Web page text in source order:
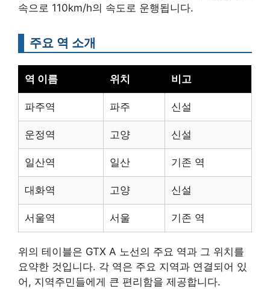
속으로 110km/h의 속도로 운행됩니다.
주요 역 소개
역 이름 위치 비고
파주역 파주 신설
운정역 고양 신설
일산역 일산 기존 역
대화역 고양 신설
서울역 서울 기존 역
위의 테이블은 GTX A 노선의 주요 역과 그 위치를
요약한 것입니다. 각 역은 주요 지역과 연결되어 있
어, 지역주민들에게 큰 편리함을 제공합니다.